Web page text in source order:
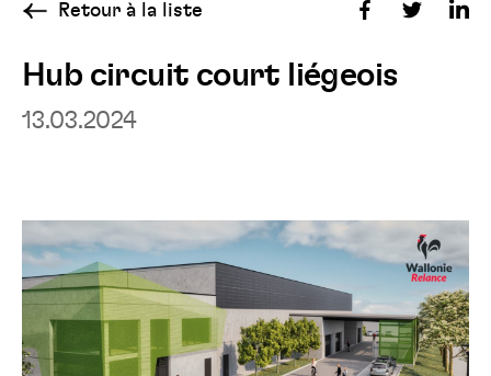
Retour à la liste
Partager
Facebook
Hub circuit court liégeois
13.03.2024